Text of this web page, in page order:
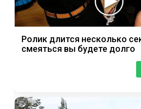
Ролик длится несколько
смеяться вы будете долго